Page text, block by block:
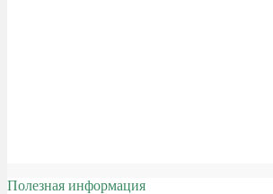
Полезная информация